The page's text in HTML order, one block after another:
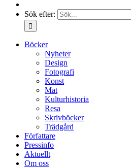
Sök efter:
Böcker
Nyheter
Design
Fotografi
Konst
Mat
Kulturhistoria
Resa
Skrivböcker
Trädgård
Författare
Pressinfo
Aktuellt
Om oss